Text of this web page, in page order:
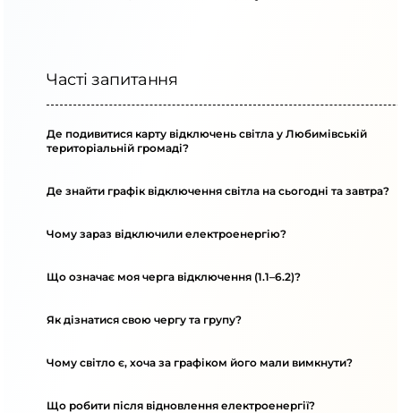
Часті запитання
Де подивитися карту відключень світла у Любимівській
територіальній громаді?
Де знайти графік відключення світла на сьогодні та завтра?
Чому зараз відключили електроенергію?
Що означає моя черга відключення (1.1–6.2)?
Як дізнатися свою чергу та групу?
Чому світло є, хоча за графіком його мали вимкнути?
Що робити після відновлення електроенергії?